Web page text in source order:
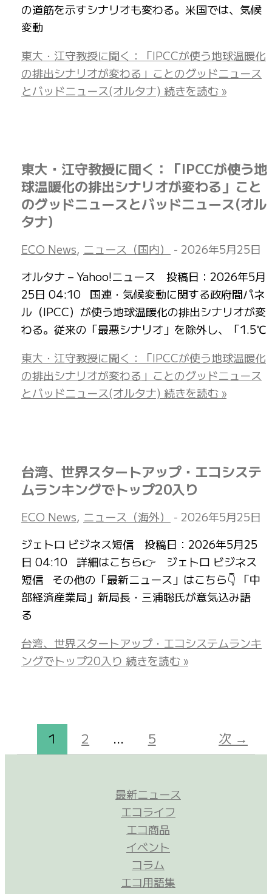
の道筋を示すシナリオも変わる。米国では、気候
変動
東大・江守教授に聞く：「IPCCが使う地球温暖化
の排出シナリオが変わる」ことのグッドニュース
とバッドニュース(オルタナ) 続きを読む »
東大・江守教授に聞く：「IPCCが使う地
球温暖化の排出シナリオが変わる」こと
のグッドニュースとバッドニュース(オル
タナ)
ECO News, ニュース（国内） - 2026年5月25日
オルタナ – Yahoo!ニュース 投稿日：2026年5月
25日 04:10 国連・気候変動に関する政府間パネ
ル（IPCC）が使う地球温暖化の排出シナリオが変
わる。従来の「最悪シナリオ」を除外し、「1.5℃
東大・江守教授に聞く：「IPCCが使う地球温暖化
の排出シナリオが変わる」ことのグッドニュース
とバッドニュース(オルタナ) 続きを読む »
台湾、世界スタートアップ・エコシステ
ムランキングでトップ20入り
ECO News, ニュース（海外） - 2026年5月25日
ジェトロ ビジネス短信 投稿日：2026年5月25
日 04:10 詳細はこちら👉 ジェトロ ビジネス
短信 その他の「最新ニュース」はこちら👇 「中
部経済産業局」新局長・三浦聡氏が意気込み語
る
台湾、世界スタートアップ・エコシステムランキ
ングでトップ20入り 続きを読む »
1 2 … 5 次 →
最新ニュース
エコライフ
エコ商品
イベント
コラム
エコ用語集